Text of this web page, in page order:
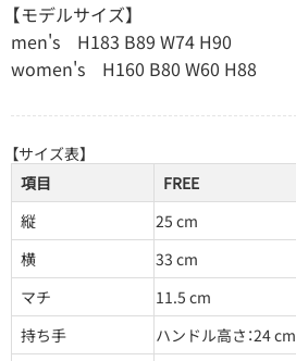
【モデルサイズ】
men's H183 B89 W74 H90
women's H160 B80 W60 H88
【サイズ表】
項目
FREE
縦
25 cm
横
33 cm
マチ
11.5 cm
持ち手
ハンドル高さ：24 cm